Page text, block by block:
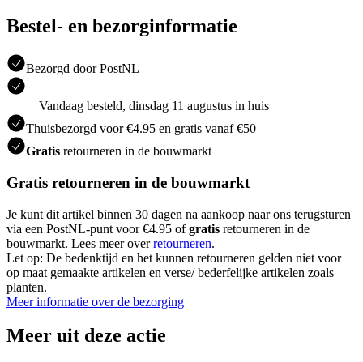
Bestel- en bezorginformatie
Bezorgd door PostNL
Vandaag besteld, dinsdag 11 augustus in huis
Thuisbezorgd voor €4.95 en gratis vanaf €50
Gratis retourneren in de bouwmarkt
Gratis retourneren in de bouwmarkt
Je kunt dit artikel binnen 30 dagen na aankoop naar ons terugsturen
via een PostNL-punt voor €4.95 ofgratis retourneren in de
bouwmarkt. Lees meer overretourneren.
Let op: De bedenktijd en het kunnen retourneren gelden niet voor
op maat gemaakte artikelen en verse/ bederfelijke artikelen zoals
planten.
Meer informatie over de bezorging
Meer uit deze actie